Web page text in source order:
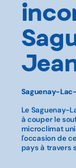
Saguenay-
Le Saguenay-
à couper le
microclimat
l'occasion de
pays à travers